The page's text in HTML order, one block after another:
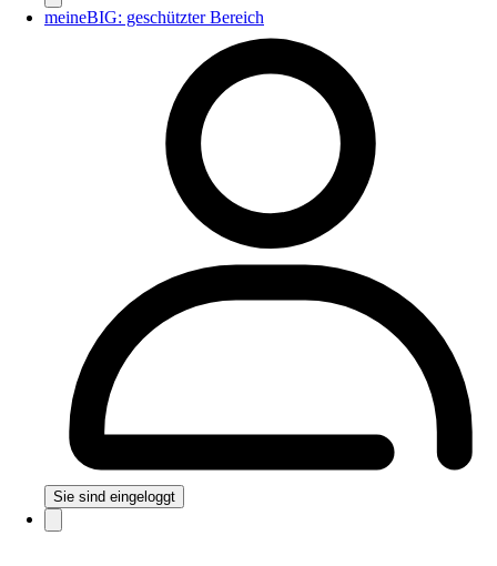
meineBIG: geschützter Bereich
Sie sind eingeloggt